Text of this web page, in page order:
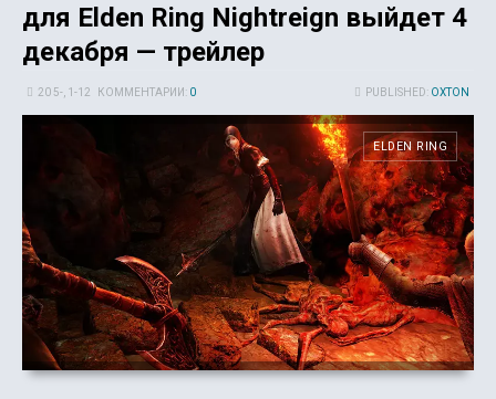
для Elden Ring Nightreign выйдет 4
декабря — трейлер
PUBLISHED: OXTON
20 5-, 1-12 КОММЕНТАРИИ: 0
ELDEN RING